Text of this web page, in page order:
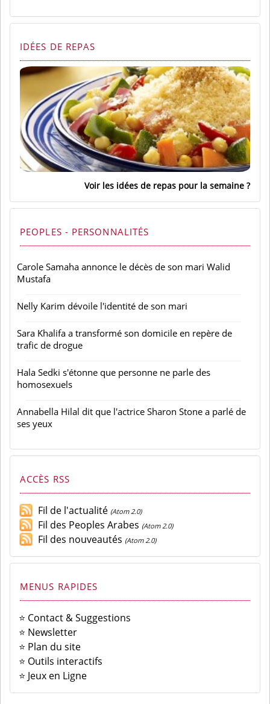
IDÉES DE REPAS
Voir les idées de repas pour la semaine
PEOPLES - PERSONNALITÉS
Carole Samaha annonce le décès de son mari Walid
Mustafa
Nelly Karim dévoile l'identité de son mari
Sara Khalifa a transformé son domicile en repère de
trafic de drogue
Hala Sedki s'étonne que personne ne parle des
homosexuels
Annabella Hilal dit que l'actrice Sharon Stone a parlé de
ses yeux
ACCÈS RSS
Fil de l'actualité (Atom 2.0)
Fil des Peoples Arabes (Atom 2.0)
Fil des nouveautés (Atom 2.0)
MENUS RAPIDES
⭐ Contact & Suggestions
⭐ Newsletter
⭐ Plan du site
⭐ Outils interactifs
⭐ Jeux en Ligne